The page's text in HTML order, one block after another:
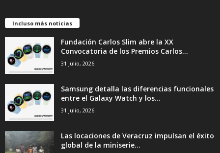
Incluso más noticias
Fundación Carlos Slim abre la XX
Convocatoria de los Premios Carlos...
31 julio, 2026
Samsung detalla las diferencias funcionales
entre el Galaxy Watch y los...
31 julio, 2026
Las locaciones de Veracruz impulsan el éxito
global de la miniserie...